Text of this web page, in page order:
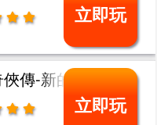
立即玩
傳-新的開始
立即玩